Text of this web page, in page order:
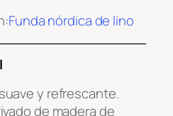
Funda nórdica de lino
y refrescante.
de madera de